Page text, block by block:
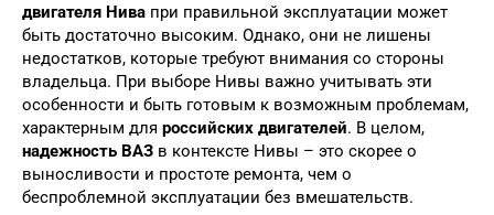
двигателя Нива при правильной эксплуатации может
быть достаточно высоким. Однако, они не лишены
недостатков, которые требуют внимания со стороны
владельца. При выборе Нивы важно учитывать эти
особенности и быть готовым к возможным проблемам,
характерным для российских двигателей. В целом,
надежность ВАЗ в контексте Нивы – это скорее о
выносливости и простоте ремонта, чем о
беспроблемной эксплуатации без вмешательств.